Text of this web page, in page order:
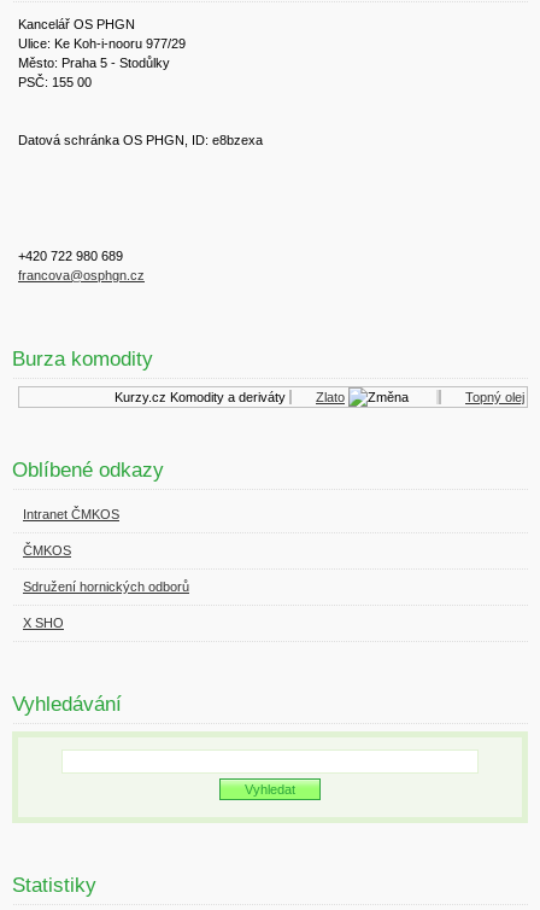
Kancelář OS PHGN
Ulice: Ke Koh-i-nooru 977/29
Město: Praha 5 - Stodůlky
PSČ: 155 00
Datová schránka OS PHGN, ID: e8bzexa
+420 722 980 689
francova@osphgn.cz
Burza komodity
Kurzy.cz Komodity a deriváty Zlato Topný olej
Oblíbené odkazy
Intranet ČMKOS
ČMKOS
Sdružení hornických odborů
X SHO
Vyhledávání
Statistiky